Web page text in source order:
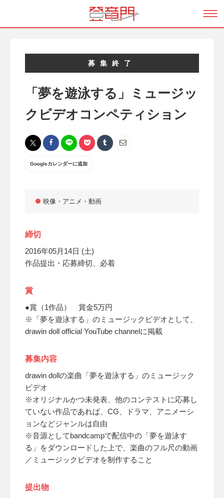
募集終了
「夢を遊泳する」ミュージッ
クビデオコンペティション
Googleカレンダーに追加
映像・アニメ・動画
締切
2016年05月14日 (土)
作品提出・応募締切、必着
賞
●賞（1作品） 賞金5万円
※「夢を遊泳する」のミュージックビデオとして、
drawin doll official YouTube channelに掲載
募集内容
drawin dollの楽曲「夢を遊泳する」のミュージック
ビデオ
※オリジナルかつ未発表、他のコンテストに応募し
ていない作品であれば、CG、ドラマ、アニメーシ
ョンなどジャンルは自由
※音源としてbandcampで配信中の「夢を遊泳す
る」をダウンロードした上で、楽曲のフル尺の動画
／ミュージックビデオを制作すること
提出物